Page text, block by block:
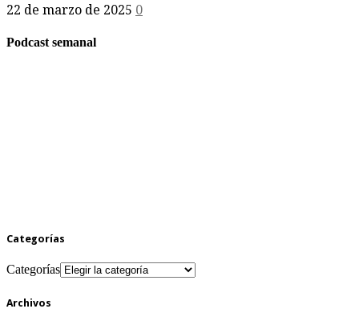
22 de marzo de 2025 0
Podcast semanal
Categorías
Categorías
Archivos